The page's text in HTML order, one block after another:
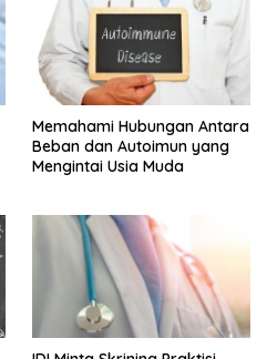
Memahami Hubungan Antara
Beban dan Autoimun yang
Mengintai Usia Muda